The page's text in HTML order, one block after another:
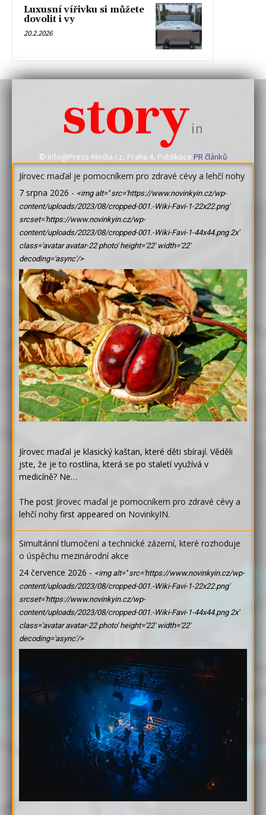
Luxusní vířivku si můžete
dovolit i vy
20.2.2026
storyin
© info@Press-Media.cz, Praha 4, Publikace PR článků
Jírovec maďal je pomocníkem pro zdravé cévy a lehčí nohy
7 srpna 2026 - <img alt='' src='https://www.novinkyin.cz/wp-
content/uploads/2023/08/cropped-001.-Wiki-Favi-1-22x22.png'
srcset='https://www.novinkyin.cz/wp-
content/uploads/2023/08/cropped-001.-Wiki-Favi-1-44x44.png 2x'
class='avatar avatar-22 photo' height='22' width='22'
decoding='async'/>
Jírovec maďal je klasický kaštan, které děti sbírají. Věděli
jste, že je to rostlina, která se po staletí využívá v
medicíně? Ne…
The post Jírovec maďal je pomocníkem pro zdravé cévy a
lehčí nohy first appeared on NovinkyIN.
Simultánní tlumočení a technické zázemí, které rozhoduje
o úspěchu mezinárodní akce
24 července 2026 - <img alt='' src='https://www.novinkyin.cz/wp-
content/uploads/2023/08/cropped-001.-Wiki-Favi-1-22x22.png'
srcset='https://www.novinkyin.cz/wp-
content/uploads/2023/08/cropped-001.-Wiki-Favi-1-44x44.png 2x'
class='avatar avatar-22 photo' height='22' width='22'
decoding='async'/>